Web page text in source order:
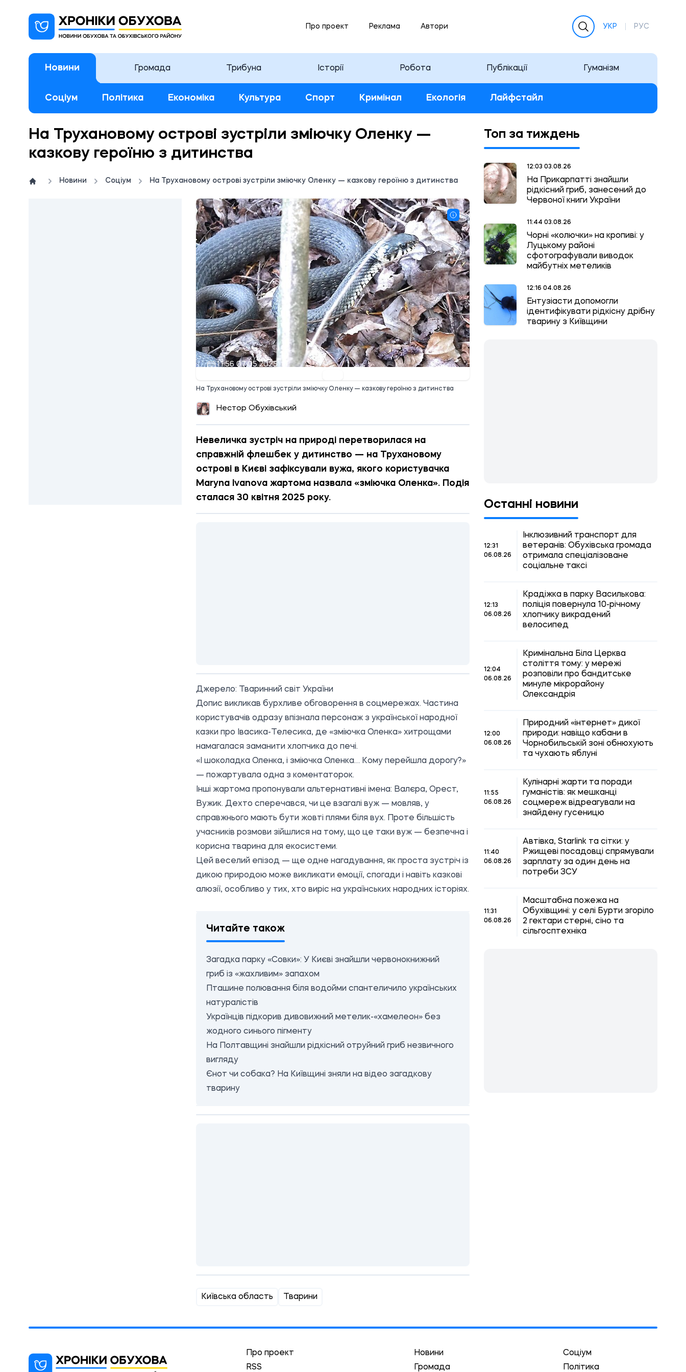
Про проект Реклама Автори УКР РУС
Новини Громада Трибуна Історії Робота Публікації Гуманізм
Соціум Політика Економіка Культура Спорт Кримінал Екологія Лайфстайл
На Трухановому острові зустріли зміючку Оленку —
казкову героїню з дитинства
Новини Соціум На Трухановому острові зустріли зміючку Оленку — казкову героїню з дитинства
11:56 07.05.2025
На Трухановому острові зустріли зміючку Оленку — казкову героїню з дитинства
Нестор Обухівський
Невеличка зустріч на природі перетворилася на
справжній флешбек у дитинство — на Трухановому
острові в Києві зафіксували вужа, якого користувачка
Maryna Ivanova жартома назвала «зміючка Оленка». Подія
сталася 30 квітня 2025 року.
Джерело:
Тваринний світ України
Допис викликав бурхливе обговорення в соцмережах. Частина
користувачів одразу впізнала персонаж з української народної
казки про Івасика-Телесика, де «зміючка Оленка» хитрощами
намагалася заманити хлопчика до печі.
«І шоколадка Оленка, і зміючка Оленка… Кому перейшла дорогу?»
— пожартувала одна з коментаторок.
Інші жартома пропонували альтернативні імена: Валєра, Орест,
Вужик. Дехто сперечався, чи це взагалі вуж — мовляв, у
справжнього мають бути жовті плями біля вух. Проте більшість
учасників розмови зійшлися на тому, що це таки вуж — безпечна і
корисна тварина для екосистеми.
Цей веселий епізод — ще одне нагадування, як проста зустріч із
дикою природою може викликати емоції, спогади і навіть казкові
алюзії, особливо у тих, хто виріс на українських народних історіях.
Читайте також
Загадка парку «Совки»: У Києві знайшли червонокнижний
гриб із «жахливим» запахом
Пташине полювання біля водойми спантеличило українських
натуралістів
Українців підкорив дивовижний метелик-«хамелеон» без
жодного синього пігменту
На Полтавщині знайшли рідкісний отруйний гриб незвичного
вигляду
Єнот чи собака? На Київщині зняли на відео загадкову
тварину
Київська область Тварини
Топ за тиждень
12:03 03.08.26
На Прикарпатті знайшли
рідкісний гриб, занесений до
Червоної книги України
11:44 03.08.26
Чорні «колючки» на кропиві: у
Луцькому районі
сфотографували виводок
майбутніх метеликів
12:16 04.08.26
Ентузіасти допомогли
ідентифікувати рідкісну дрібну
тварину з Київщини
Останні новини
12:31
06.08.26
Інклюзивний транспорт для
ветеранів: Обухівська громада
отримала спеціалізоване
соціальне таксі
12:13
06.08.26
Крадіжка в парку Василькова:
поліція повернула 10-річному
хлопчику викрадений
велосипед
12:04
06.08.26
Кримінальна Біла Церква
століття тому: у мережі
розповіли про бандитське
минуле мікрорайону
Олександрія
12:00
06.08.26
Природний «інтернет» дикої
природи: навіщо кабани в
Чорнобильській зоні обнюхують
та чухають яблуні
11:55
06.08.26
Кулінарні жарти та поради
гуманістів: як мешканці
соцмереж відреагували на
знайдену гусеницю
11:40
06.08.26
Автівка, Starlink та сітки: у
Ржищеві посадовці спрямували
зарплату за один день на
потреби ЗСУ
11:31
06.08.26
Масштабна пожежа на
Обухівщині: у селі Бурти згоріло
2 гектари стерні, сіно та
сільгосптехніка
Про проект
RSS
Новини
Громада
Соціум
Політика